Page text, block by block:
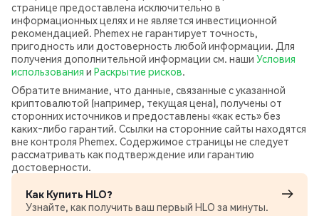
странице предоставлена исключительно в
информационных целях и не является инвестиционной
рекомендацией. Phemex не гарантирует точность,
пригодность или достоверность любой информации. Для
получения дополнительной информации см. наши Условия
использования и Раскрытие рисков.
Обратите внимание, что данные, связанные с указанной
криптовалютой (например, текущая цена), получены от
сторонних источников и предоставлены «как есть» без
каких‑либо гарантий. Ссылки на сторонние сайты находятся
вне контроля Phemex. Содержимое страницы не следует
рассматривать как подтверждение или гарантию
достоверности.
Как Купить HLO?
Узнайте, как получить ваш первый HLO за минуты.